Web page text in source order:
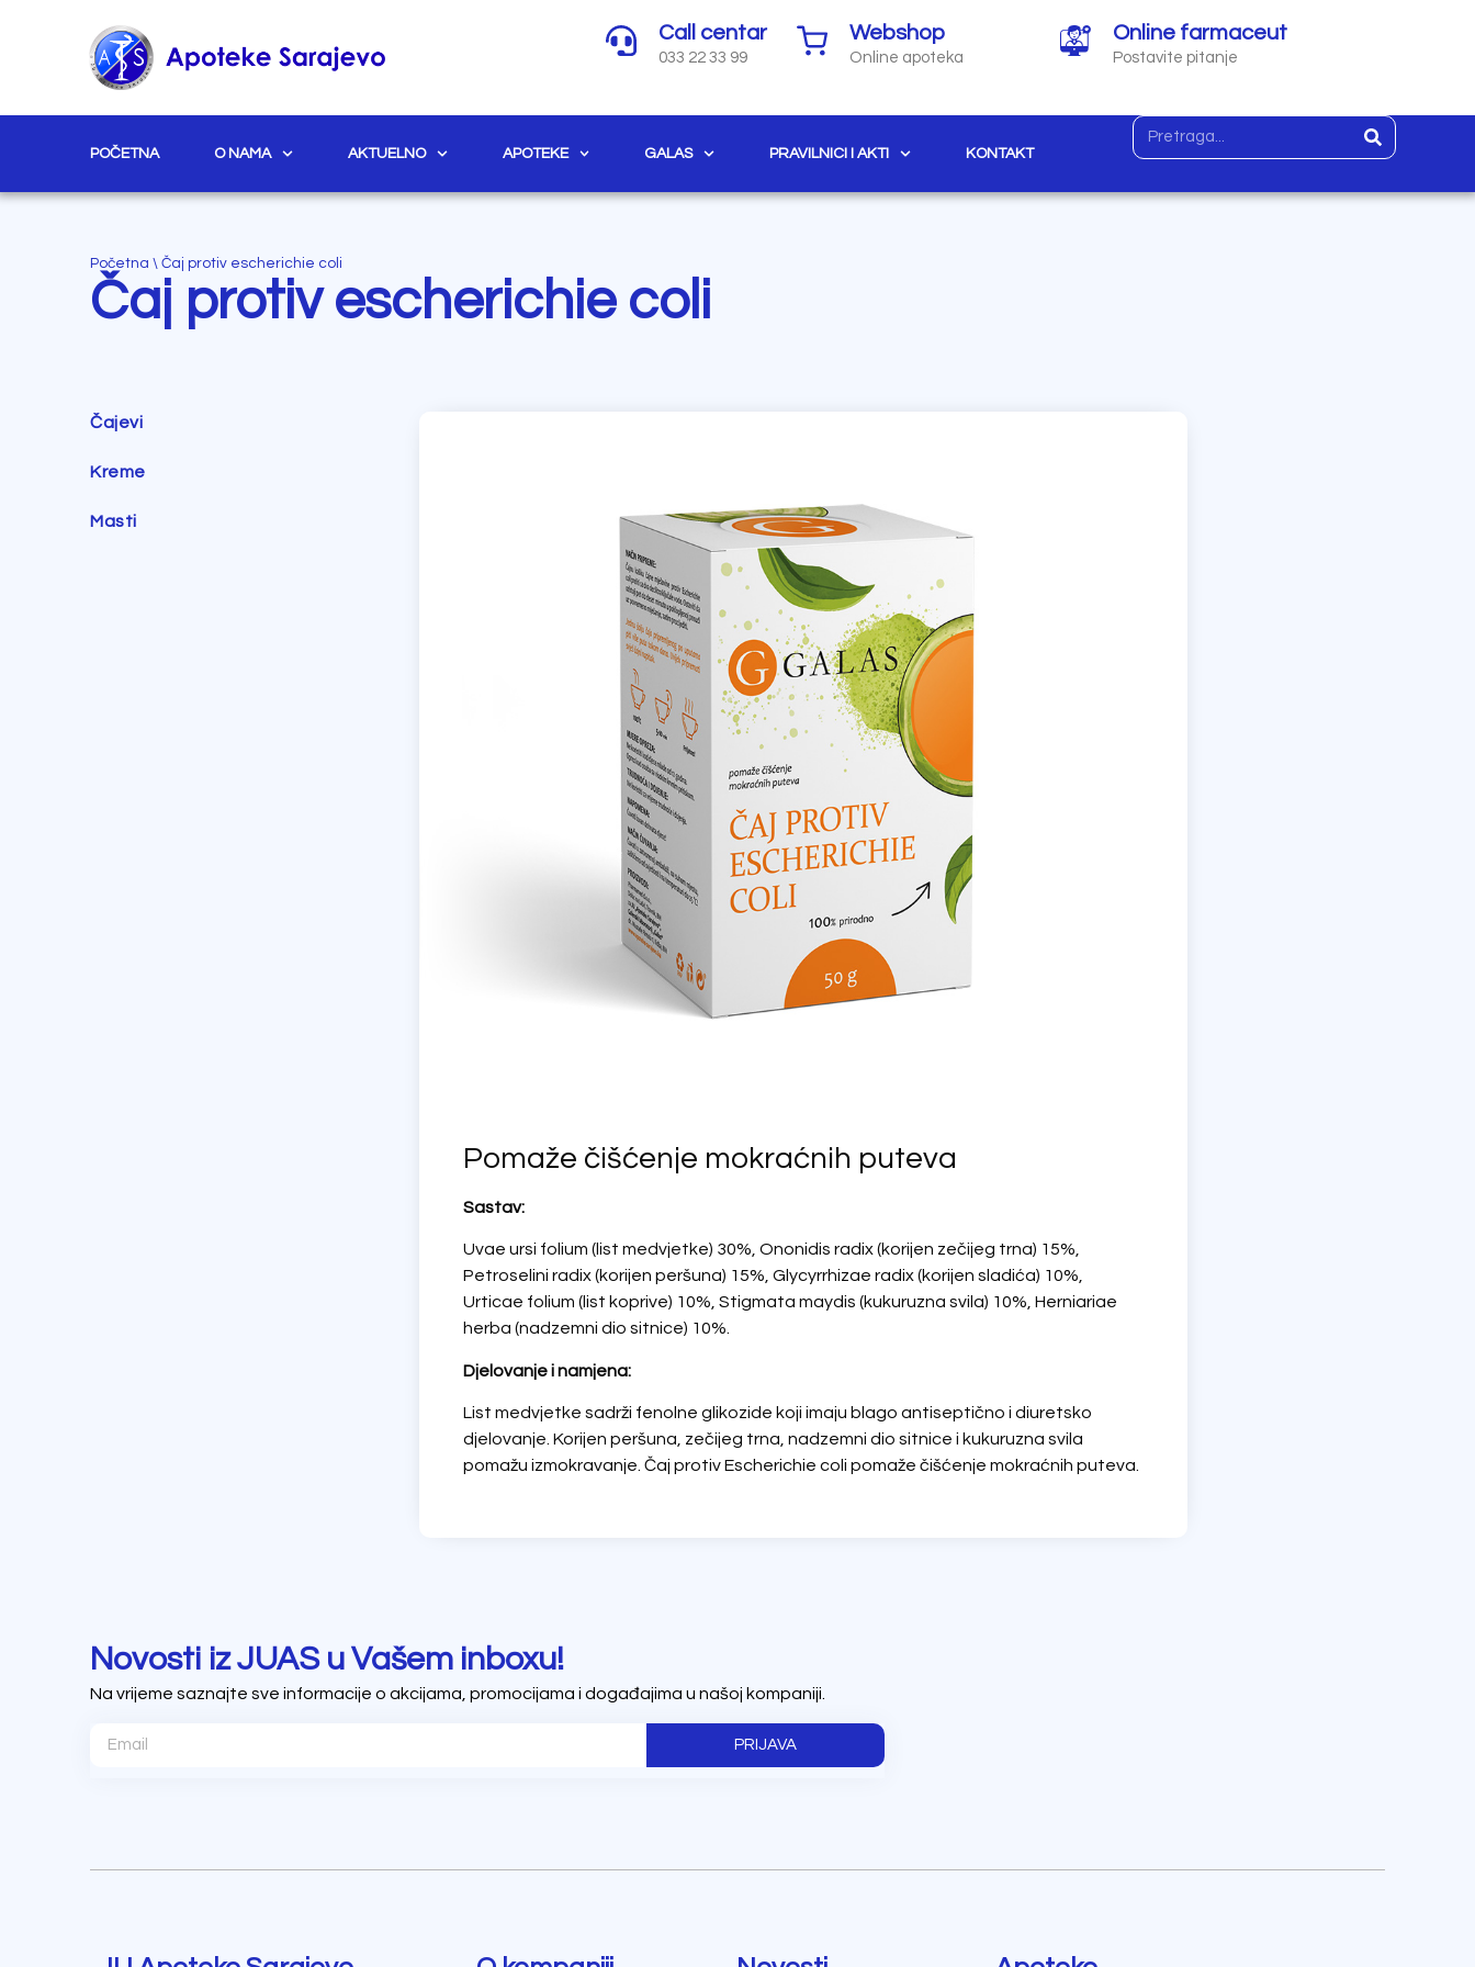
Call centar
033 22 33 99
Webshop
Online apoteka
Online farmaceut
Postavite pitanje
POČETNA O NAMA AKTUELNO APOTEKE GALAS PRAVILNICI I AKTI KONTAKT
Početna \ Čaj protiv escherichie coli
Čaj protiv escherichie coli
Čajevi
Kreme
Masti
Pomaže čišćenje mokraćnih puteva
Sastav:
Uvae ursi folium (list medvjetke) 30%, Ononidis radix (korijen zečijeg trna) 15%,
Petroselini radix (korijen peršuna) 15%, Glycyrrhizae radix (korijen sladića) 10%,
Urticae folium (list koprive) 10%, Stigmata maydis (kukuruzna svila) 10%, Herniariae
herba (nadzemni dio sitnice) 10%.
Djelovanje i namjena:
List medvjetke sadrži fenolne glikozide koji imaju blago antiseptično i diuretsko
djelovanje. Korijen peršuna, zečijeg trna, nadzemni dio sitnice i kukuruzna svila
pomažu izmokravanje. Čaj protiv Escherichie coli pomaže čišćenje mokraćnih puteva.
Novosti iz JUAS u Vašem inboxu!
Na vrijeme saznajte sve informacije o akcijama, promocijama i događajima u našoj kompaniji.
PRIJAVA